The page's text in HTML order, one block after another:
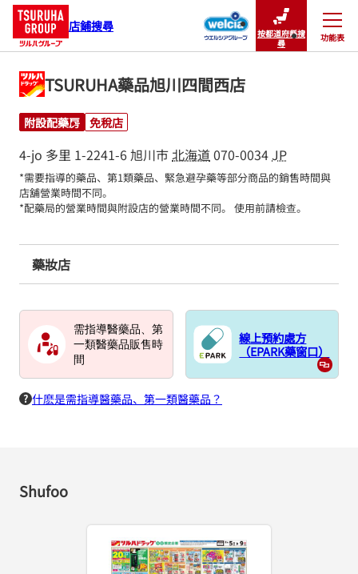
店鋪搜尋
按都道府縣搜
尋
功能表
關閉
TSURUHA藥品旭川四間西店
附設配藥房 免稅店
4-jo 多里 1-2241-6旭川市北海道 070-0034JP
*需要指導的藥品、第1類藥品、緊急避孕藥等部分商品的銷售時間與
店舖營業時間不同。
*配藥局的營業時間與附設店的營業時間不同。 使用前請檢查。
藥妝店
需指導醫藥品、第
一類醫藥品販售時
間
線上預約處方
（EPARK藥窗口）
什麽是需指導醫藥品、第一類醫藥品？
Shufoo